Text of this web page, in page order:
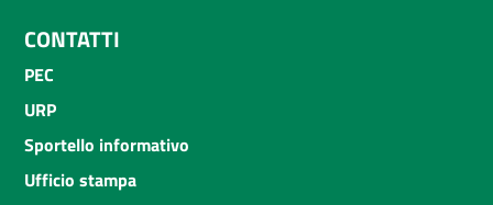
CONTATTI
PEC
URP
Sportello informativo
Ufficio stampa